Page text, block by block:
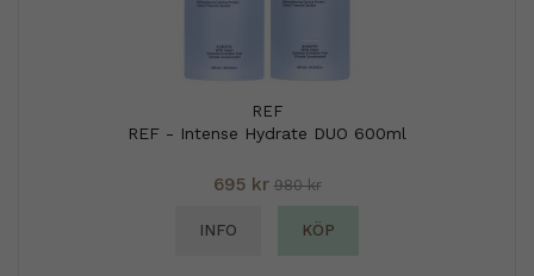
REF
REF - Intense Hydrate DUO 600ml
695 kr 980 kr
INFO KÖP